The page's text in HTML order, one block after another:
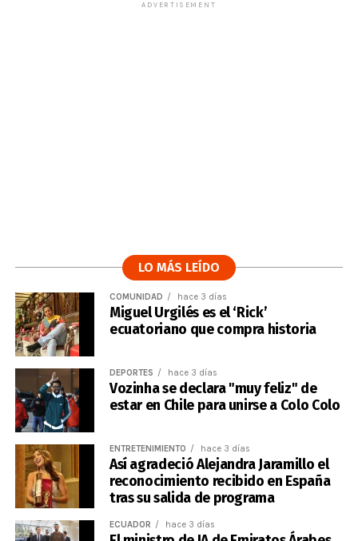
ADVERTISEMENT
LO MÁS LEÍDO
COMUNIDAD hace 3 días
Miguel Urgilés es el ‘Rick’
ecuatoriano que compra historia
DEPORTES hace 3 días
Vozinha se declara "muy feliz" de
estar en Chile para unirse a Colo Colo
ENTRETENIMIENTO hace 3 días
Así agradeció Alejandra Jaramillo el
reconocimiento recibido en España
tras su salida de programa
ECUADOR hace 3 días